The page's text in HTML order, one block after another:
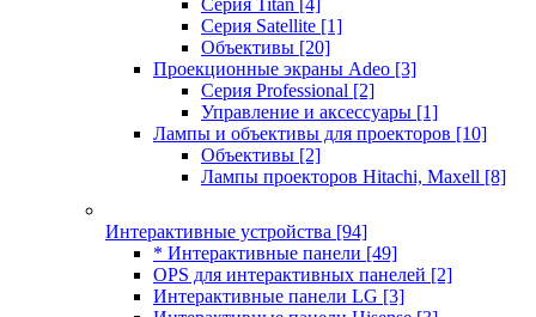
Серия Titan [4]
Серия Satellite [1]
Объективы [20]
Проекционные экраны Adeo [3]
Серия Professional [2]
Управление и аксессуары [1]
Лампы и объективы для проекторов [10]
Объективы [2]
Лампы проекторов Hitachi, Maxell [8]
Интерактивные устройства [94]
* Интерактивные панели [49]
OPS для интерактивных панелей [2]
Интерактивные панели LG [3]